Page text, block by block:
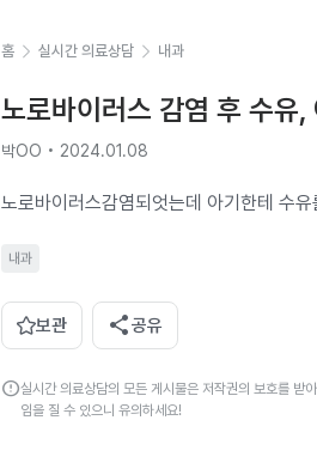
홈 실시간 의료상담 내과
노로바이러스 감염 후 수유
박OO • 2024.01.08
노로바이러스감염되엇는데 아기한테 수
내과
보관 share공유
error실시간 의료상담의 모든 게시물은 저작권의 보호를 받
임을 질 수 있으니 유의하세요!